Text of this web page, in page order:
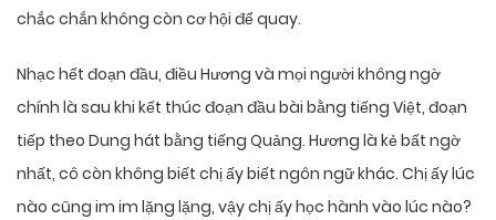
chắc chắn không còn cơ hội để quay.
Nhạc hết đoạn đầu, điều Hương và mọi người không ngờ
chính là sau khi kết thúc đoạn đầu bài bằng tiếng Việt, đoạn
tiếp theo Dung hát bằng tiếng Quảng. Hương là kẻ bất ngờ
nhất, cô còn không biết chị ấy biết ngôn ngữ khác. Chị ấy lúc
nào cũng im im lặng lặng, vậy chị ấy học hành vào lúc nào?